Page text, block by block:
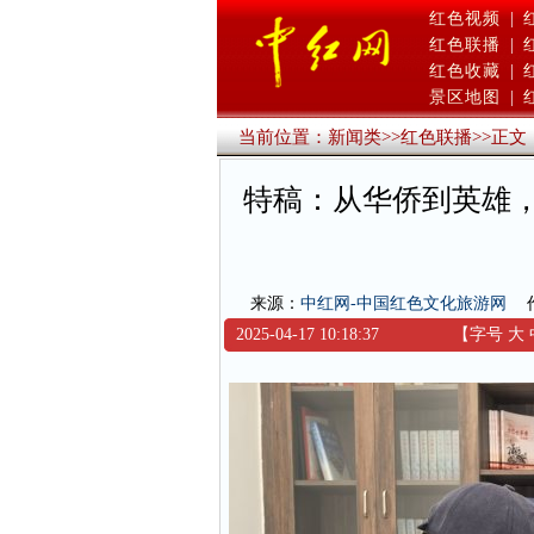
红色视频 |
红色联播
红色收藏
景区地图
当前位置：新闻类>>红色联播>>正文
特稿：从华侨到英雄
来源： 中红网-中国红色文化旅游网
2025-04-17 10:18:37
【字号 大